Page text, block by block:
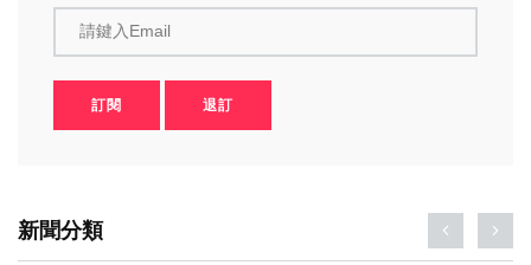
請鍵入Email
訂閱 退訂
新聞分類